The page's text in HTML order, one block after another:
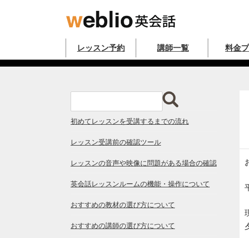
オンライン英会話のWeblio英会話公式ブロ
Skip to content
レッスン予約 講師一覧 料金
初めてレッスンを受講するまでの流れ
レッスン受講前の確認ツール
レッスンの音声や映像に問題がある場合の確認
英会話レッスンルームの機能・操作について
おすすめの教材の選び方について
おすすめの講師の選び方について